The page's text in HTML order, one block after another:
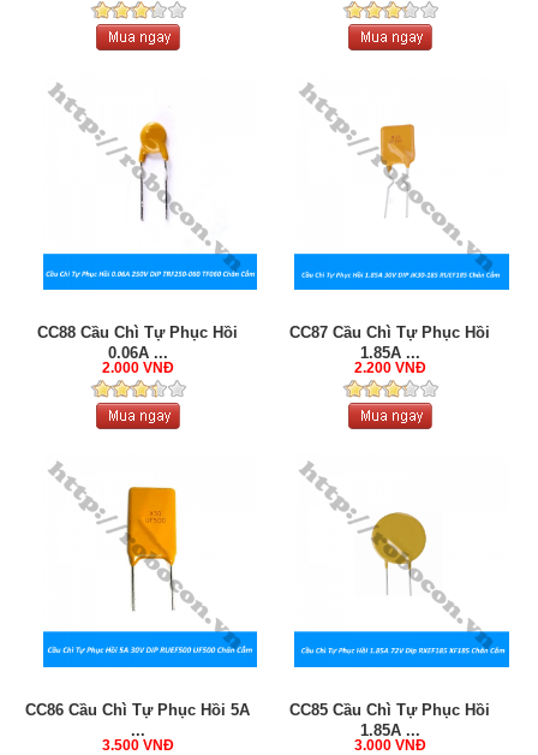
CC88 Cầu Chì Tự Phục Hồi
0.06A ...
2.000 VNĐ
CC87 Cầu Chì Tự Phục Hồi
1.85A ...
2.200 VNĐ
CC86 Cầu Chì Tự Phục Hồi 5A
...
3.500 VNĐ
CC85 Cầu Chì Tự Phục Hồi
1.85A ...
3.000 VNĐ